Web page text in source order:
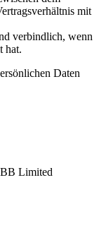
mit
verbindlich, wenn
hat.
Daten
Limited